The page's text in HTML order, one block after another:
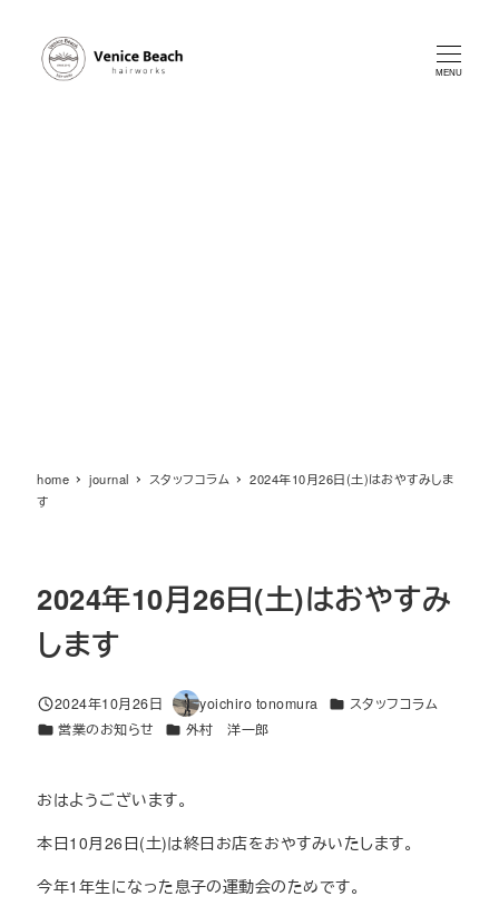
MENU
home journal スタッフコラム
2024年10月26日(土)はおやすみしま
す
2024年10月26日(土)はおやすみ
します
投稿日
2024年10月26日
著
者
yoichiro tonomura カテゴリー
スタッフコラム
カテゴリー
営業のお知らせ カテゴリー
外村 洋一郎
おはようございます。
本日10月26日(土)は終日お店をおやすみいたします。
今年1年生になった息子の運動会のためです。